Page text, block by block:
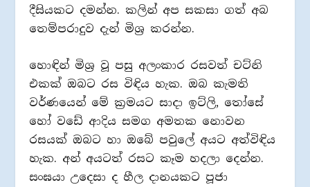
දීසියකට දමන්න. කලින් අප සකසා ගත් අබ
තෙම්පරාදුව දැන් මිශ්‍ර කරන්න.
හොඳින් මිශ්‍ර වූ පසු අලංකාර රසවත් චට්නි
එකක් ඔබට රස විඳිය හැක. ඔබ කැමති
වර්ණයෙන් මේ ක්‍රමයට සාදා ඉට්ලි, තෝසේ
හෝ වඩේ ආදිය සමග අමතක නොවන
රසයක් ඔබට හා ඔබේ පවුලේ අයට අත්විඳිය
හැක. අන් අයටත් රසට කෑම හදලා දෙන්න.
සංඝයා උදෙසා ද හීල දානයකට පූජා